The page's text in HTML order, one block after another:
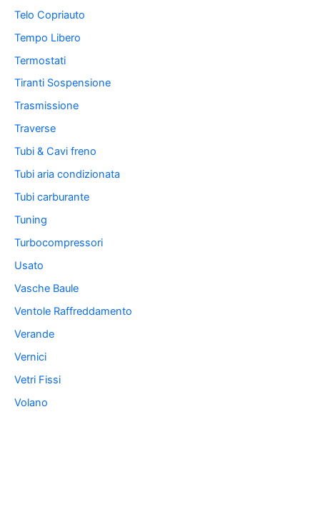
Telo Copriauto
Tempo Libero
Termostati
Tiranti Sospensione
Trasmissione
Traverse
Tubi & Cavi freno
Tubi aria condizionata
Tubi carburante
Tuning
Turbocompressori
Usato
Vasche Baule
Ventole Raffreddamento
Verande
Vernici
Vetri Fissi
Volano